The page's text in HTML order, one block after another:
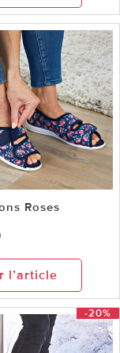
Roses
l’article
-20%